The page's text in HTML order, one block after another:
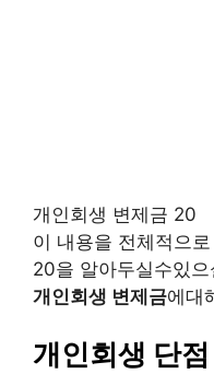
개인회생 변제금 20
이 내용을 전체적으
20을 알아두실수있으
개인회생 변제금에대
개인회생 단점